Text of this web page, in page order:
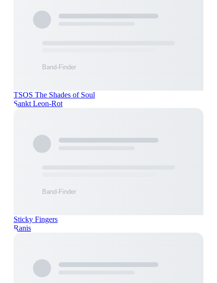
TSOS The Shades of Soul
Sankt Leon-Rot
Sticky Fingers
Ranis